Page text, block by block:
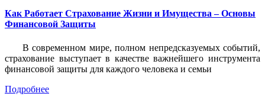
Как Работает Страхование Жизни и Имущества – Основы
Финансовой Защиты
В современном мире, полном непредсказуемых событий,
страхование выступает в качестве важнейшего инструмента
финансовой защиты для каждого человека и семьи
Подробнее